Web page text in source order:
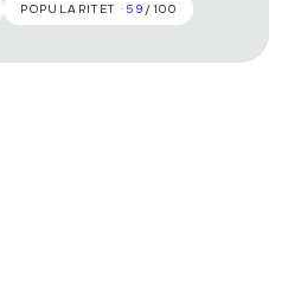
POPULARITET · 59 /100